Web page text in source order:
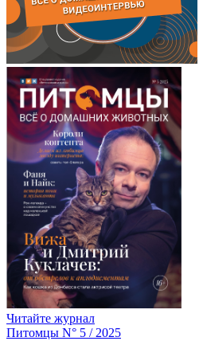
Читайте журнал
Питомцы N° 5 / 2025